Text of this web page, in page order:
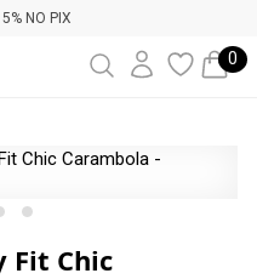
NO PIX
0
Fit Chic